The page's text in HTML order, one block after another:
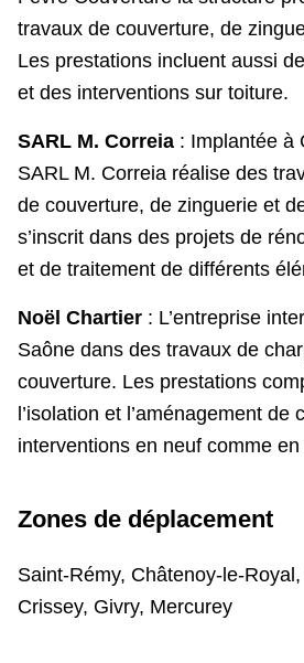
travaux de couverture, de
Les prestations incluent aussi
et des interventions sur toiture.
SARL M. Correia : Implantée à
SARL M. Correia réalise des
de couverture, de zinguerie et
s’inscrit dans des projets de
et de traitement de différents
Noël Chartier : L’entreprise
Saône dans des travaux de
couverture. Les prestations
l’isolation et l’aménagement de
interventions en neuf comme
Zones de déplacement
Saint-Rémy, Châtenoy-le-
Crissey, Givry, Mercurey